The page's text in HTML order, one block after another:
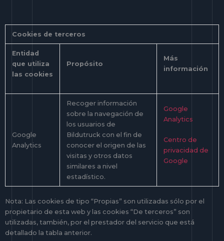
Cookies de terceros
Entidad
que utiliza
las cookies
Propósito
Más
información
Google
Analytics
Recoger información
sobre la navegación de
los usuarios de
Bildutruck con el fin de
conocer el origen de las
visitas y otros datos
similares a nivel
estadístico.
Google
Analytics
Centro de
privacidad de
Google
Nota: Las cookies de tipo “Propias” son utilizadas sólo por el
propietario de esta web y las cookies “De terceros” son
utilizadas, también, por el prestador del servicio que está
detallado la tabla anterior.